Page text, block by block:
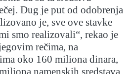
Dug je put od odobrenja
je, sve ove stavke
smo realizovali“, rekao je
rečima, na
oko 160 miliona dinara,
namenskih sredstava.